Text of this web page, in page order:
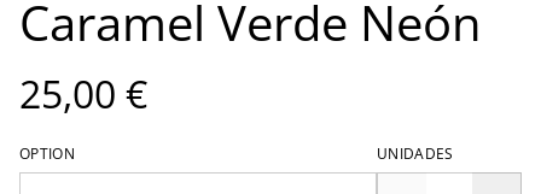
Caramel Verde Neón
25,00 €
OPTION UNIDADES